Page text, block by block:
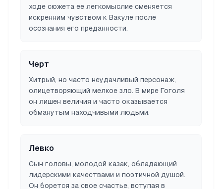
ходе сюжета ее легкомыслие сменяется
искренним чувством к Вакуле после
осознания его преданности.
Черт
Хитрый, но часто неудачливый персонаж,
олицетворяющий мелкое зло. В мире Гоголя
он лишен величия и часто оказывается
обманутым находчивыми людьми.
Левко
Сын головы, молодой казак, обладающий
лидерскими качествами и поэтичной душой.
Он борется за свое счастье, вступая в